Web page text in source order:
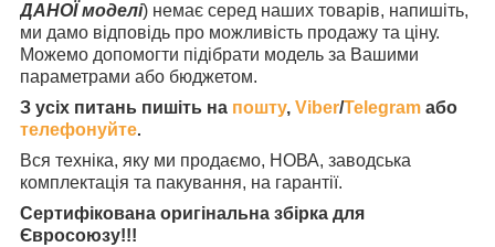
ДАНОЇ моделі) немає серед наших товарів, напишіть,
ми дамо відповідь про можливість продажу та ціну.
Можемо допомогти підібрати модель за Вашими
параметрами або бюджетом.
З усіх питань пишіть на пошту, Viber/Telegram або
телефонуйте.
Вся техніка, яку ми продаємо, НОВА, заводська
комплектація та пакування, на гарантії.
Сертифікована оригінальна збірка для
Євросоюзу!!!